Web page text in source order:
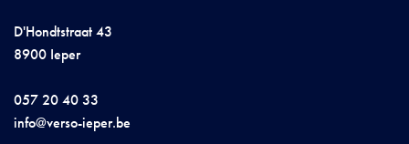
D'Hondtstraat 43
8900 Ieper
057 20 40 33
info@verso-ieper.be